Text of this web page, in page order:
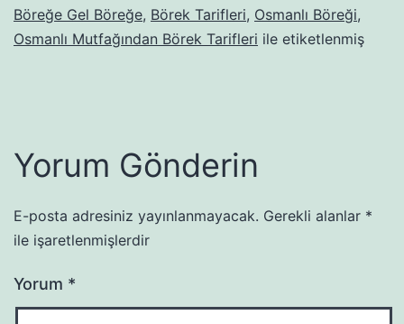
Böreğe Gel Böreğe, Börek Tarifleri, Osmanlı Böreği,
Osmanlı Mutfağından Börek Tarifleri ile etiketlenmiş
Yorum Gönderin
E-posta adresiniz yayınlanmayacak. Gerekli alanlar *
ile işaretlenmişlerdir
Yorum *